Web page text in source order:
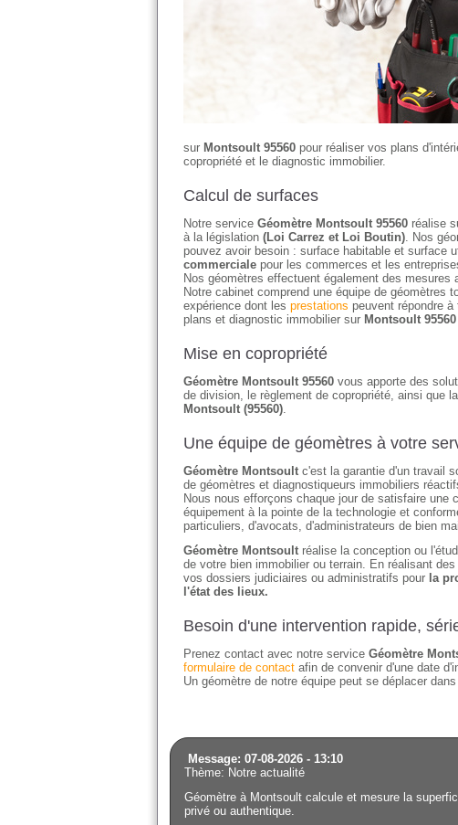
sur Montsoult 95560 pour réaliser vos plans
copropriété et le diagnostic immobilier.
Calcul de surfaces
Notre service Géomètre Montsoult 95560 réalise
à la législation (Loi Carrez et Loi Boutin). Nos
pouvez avoir besoin : surface habitable et surface
commerciale pour les commerces et les
Nos géomètres effectuent également des mesures
Notre cabinet comprend une équipe de géomètres
expérience dont les prestations peuvent répondre
plans et diagnostic immobilier sur Montsoult 95560
Mise en copropriété
Géomètre Montsoult 95560 vous apporte des
de division, le règlement de copropriété, ainsi que
Montsoult (95560).
Une équipe de géomètres à votre
Géomètre Montsoult c'est la garantie d'un travail
de géomètres et diagnostiqueurs immobiliers
Nous nous efforçons chaque jour de satisfaire une
équipement à la pointe de la technologie et
particuliers, d'avocats, d'administrateurs de bien
Géomètre Montsoult réalise la conception ou
de votre bien immobilier ou terrain. En réalisant
vos dossiers judiciaires ou administratifs pour la
l'état des lieux.
Besoin d'une intervention rapide,
Prenez contact avec notre service Géomètre
formulaire de contact afin de convenir d'une date
Un géomètre de notre équipe peut se déplacer
Message: 07-08-2026 - 13:10
Thème: Notre actualité
Géomètre à Montsoult calcule et mesure la
privé ou authentique.